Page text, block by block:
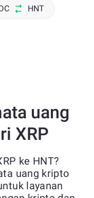
HNT
uang
XRP
ke HNT?
uang kripto
layanan